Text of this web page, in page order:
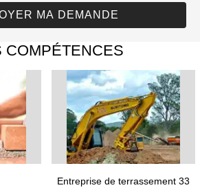
COMPÉTENCES
Entreprise de terrassement 33